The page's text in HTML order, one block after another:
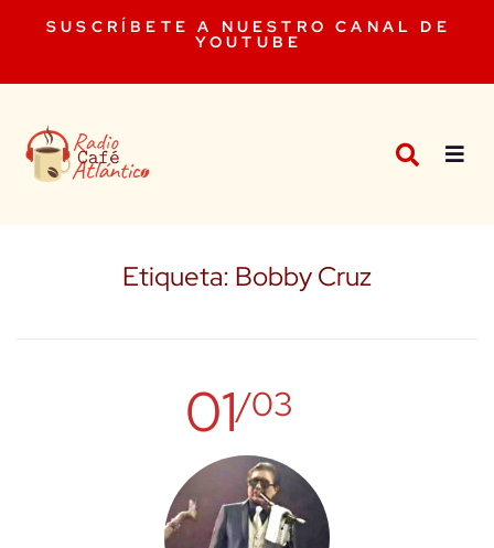
SUSCRÍBETE A NUESTRO CANAL DE
YOUTUBE
Etiqueta: Bobby Cruz
01/03